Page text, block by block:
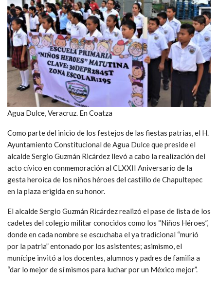
Agua Dulce, Veracruz. En Coatza
Como parte del inicio de los festejos de las fiestas patrias, el H.
Ayuntamiento Constitucional de Agua Dulce que preside el
alcalde Sergio Guzmán Ricárdez llevó a cabo la realización del
acto cívico en conmemoración al CLXXII Aniversario de la
gesta heroica de los niños héroes del castillo de Chapultepec
en la plaza erigida en su honor.
El alcalde Sergio Guzmán Ricárdez realizó el pase de lista de los
cadetes del colegio militar conocidos como los “Niños Héroes”,
donde en cada nombre se escuchaba el ya tradicional “murió
por la patria” entonado por los asistentes; asimismo, el
munícipe invitó a los docentes, alumnos y padres de familia a
“dar lo mejor de sí mismos para luchar por un México mejor”.